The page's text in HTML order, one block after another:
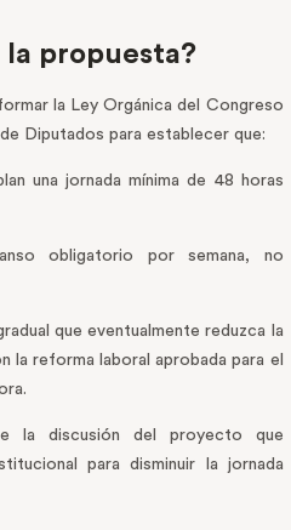
la propuesta?
la Ley Orgánica del Congreso
Diputados para establecer que:
una jornada mínima de 48 horas
obligatorio por semana, no
que eventualmente reduzca la
la reforma laboral aprobada para el
la discusión del proyecto que
para disminuir la jornada